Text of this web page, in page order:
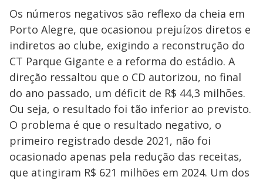
Os números negativos são reflexo da cheia em
Porto Alegre, que ocasionou prejuízos diretos e
indiretos ao clube, exigindo a reconstrução do
CT Parque Gigante e a reforma do estádio. A
direção ressaltou que o CD autorizou, no final
do ano passado, um déficit de R$ 44,3 milhões.
Ou seja, o resultado foi tão inferior ao previsto.
O problema é que o resultado negativo, o
primeiro registrado desde 2021, não foi
ocasionado apenas pela redução das receitas,
que atingiram R$ 621 milhões em 2024. Um dos